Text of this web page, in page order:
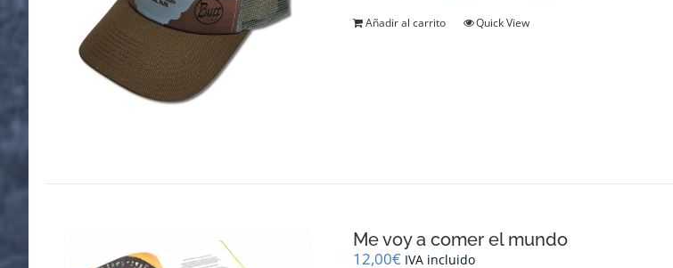
Añadir al carrito Quick View
Me voy a comer el mundo
12,00€ IVA incluido